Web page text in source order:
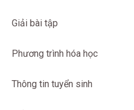
Giải bài tập
Phương trình hóa học
Thông tin tuyển sinh